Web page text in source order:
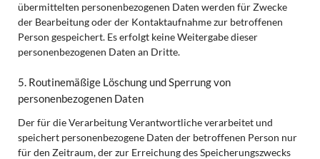
übermittelten personenbezogenen Daten werden für Zwecke
der Bearbeitung oder der Kontaktaufnahme zur betroffenen
Person gespeichert. Es erfolgt keine Weitergabe dieser
personenbezogenen Daten an Dritte.
5. Routinemäßige Löschung und Sperrung von
personenbezogenen Daten
Der für die Verarbeitung Verantwortliche verarbeitet und
speichert personenbezogene Daten der betroffenen Person nur
für den Zeitraum, der zur Erreichung des Speicherungszwecks